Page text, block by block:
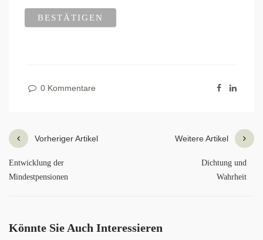
0 Kommentare
Vorheriger Artikel
Entwicklung der
Mindestpensionen
Weitere Artikel
Dichtung und
Wahrheit
Könnte Sie Auch Interessieren